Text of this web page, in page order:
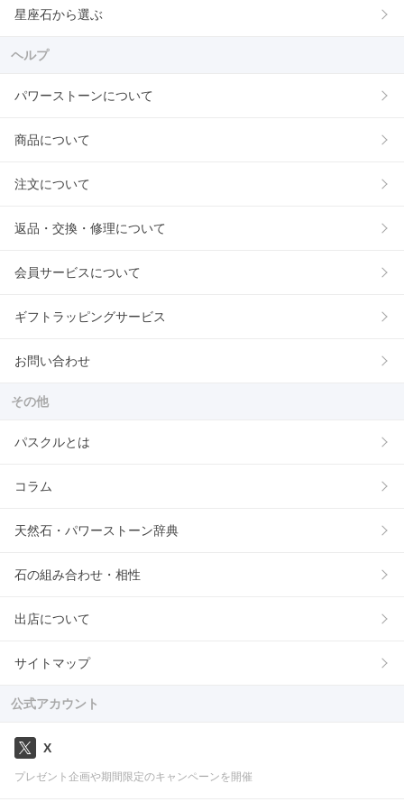
星座石から選ぶ
ヘルプ
パワーストーンについて
商品について
注文について
返品・交換・修理について
会員サービスについて
ギフトラッピングサービス
お問い合わせ
その他
パスクルとは
コラム
天然石・パワーストーン辞典
石の組み合わせ・相性
出店について
サイトマップ
公式アカウント
X
プレゼント企画や期間限定のキャンペーンを開催